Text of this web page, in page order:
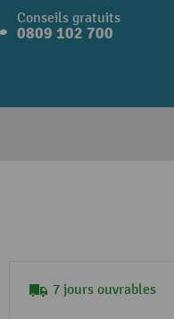
Conseils gratuits
0809 102 700
7 jours ouvrables